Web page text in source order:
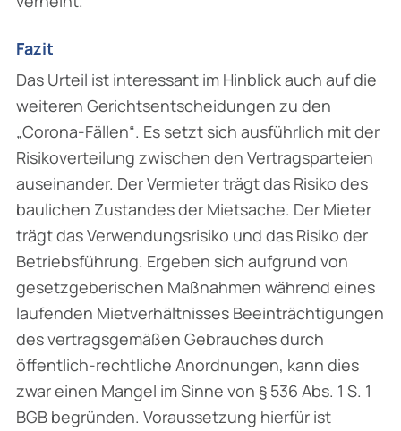
Fazit
Das Urteil ist interessant im Hinblick auch auf die
weiteren Gerichtsentscheidungen zu den
„Corona-Fällen“. Es setzt sich ausführlich mit der
Risikoverteilung zwischen den Vertrags­parteien
auseinander. Der Vermieter trägt das Risiko des
baulichen Zustandes der Mietsache. Der Mieter
trägt das Verwendungsrisiko und das Risiko der
Betriebsführung. Ergeben sich aufgrund von
gesetzgeberischen Maßnahmen während eines
laufenden Mietverhältnisses Beeinträchtigungen
des vertragsgemäßen Gebrauches durch
öffentlich-rechtliche Anord­nungen, kann dies
zwar einen Mangel im Sinne von § 536 Abs. 1 S. 1
BGB begründen. Voraussetzung hierfür ist